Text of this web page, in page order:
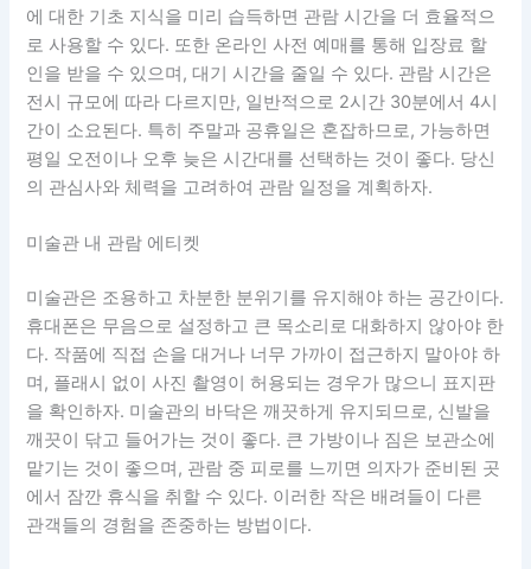
에 대한 기초 지식을 미리 습득하면 관람 시간을 더 효율적으
로 사용할 수 있다. 또한 온라인 사전 예매를 통해 입장료 할
인을 받을 수 있으며, 대기 시간을 줄일 수 있다. 관람 시간은
전시 규모에 따라 다르지만, 일반적으로 2시간 30분에서 4시
간이 소요된다. 특히 주말과 공휴일은 혼잡하므로, 가능하면
평일 오전이나 오후 늦은 시간대를 선택하는 것이 좋다. 당신
의 관심사와 체력을 고려하여 관람 일정을 계획하자.
미술관 내 관람 에티켓
미술관은 조용하고 차분한 분위기를 유지해야 하는 공간이다.
휴대폰은 무음으로 설정하고 큰 목소리로 대화하지 않아야 한
다. 작품에 직접 손을 대거나 너무 가까이 접근하지 말아야 하
며, 플래시 없이 사진 촬영이 허용되는 경우가 많으니 표지판
을 확인하자. 미술관의 바닥은 깨끗하게 유지되므로, 신발을
깨끗이 닦고 들어가는 것이 좋다. 큰 가방이나 짐은 보관소에
맡기는 것이 좋으며, 관람 중 피로를 느끼면 의자가 준비된 곳
에서 잠깐 휴식을 취할 수 있다. 이러한 작은 배려들이 다른
관객들의 경험을 존중하는 방법이다.